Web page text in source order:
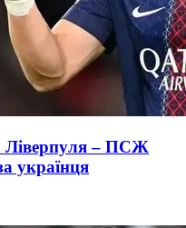
Ліверпуля – ПСЖ
українця